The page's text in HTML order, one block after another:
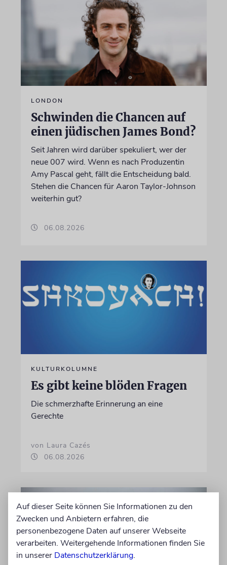
LONDON
Schwinden die Chancen auf
einen jüdischen James Bond?
Seit Jahren wird darüber spekuliert, wer der
neue 007 wird. Wenn es nach Produzentin
Amy Pascal geht, fällt die Entscheidung bald.
Stehen die Chancen für Aaron Taylor-Johnson
weiterhin gut?
06.08.2026
KULTURKOLUMNE
Es gibt keine blöden Fragen
Die schmerzhafte Erinnerung an eine
Gerechte
von Laura Cazés
06.08.2026
Auf dieser Seite können Sie Informationen zu den
Zwecken und Anbietern erfahren, die
personenbezogene Daten auf unserer Webseite
verarbeiten. Weitergehende Informationen finden Sie
in unserer Datenschutzerklärung.